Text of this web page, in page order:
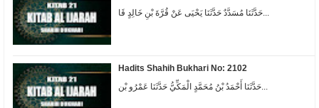
ﺣَﺪَّﺛَﻨَﺎ ﻣُﺴَﺪَّﺩٌ ﺣَﺪَّﺛَﻨَﺎ ﻳَﺤْﻴَﻰ ﻋَﻦْ ﻗُﺮَّﺓَ ﺑْﻦِ ﺧَﺎﻟِﺪٍ ﻗَﺎ...
Hadits Shahih Bukhari No: 2102